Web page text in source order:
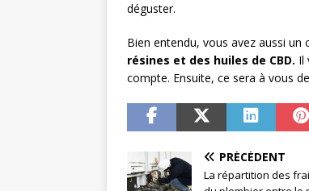
déguster.
Bien entendu, vous avez aussi un
résines et des huiles de CBD. Il
compte. Ensuite, ce sera à vous
PRÉCÉDENT
La répartition des